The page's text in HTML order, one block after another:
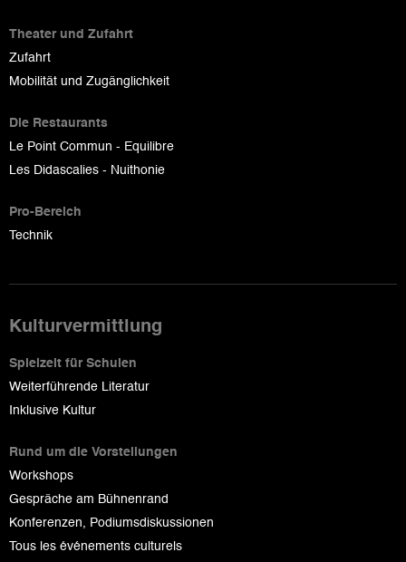
Theater und Zufahrt
Zufahrt
Mobilität und Zugänglichkeit
Die Restaurants
Le Point Commun - Equilibre
Les Didascalies - Nuithonie
Pro-Bereich
Technik
Kulturvermittlung
Spielzeit für Schulen
Weiterführende Literatur
Inklusive Kultur
Rund um die Vorstellungen
Workshops
Gespräche am Bühnenrand
Konferenzen, Podiumsdiskussionen
Tous les événements culturels